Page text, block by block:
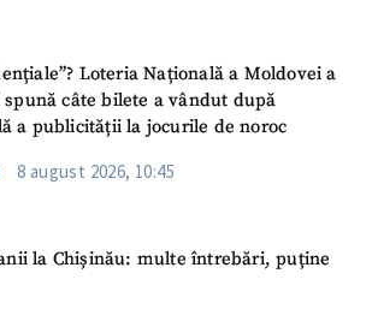
Loteria Națională a Moldovei a
câte bilete a vândut după
a publicității la jocurile de noroc
8 august 2026, 10:45
la Chișinău: multe întrebări, puține